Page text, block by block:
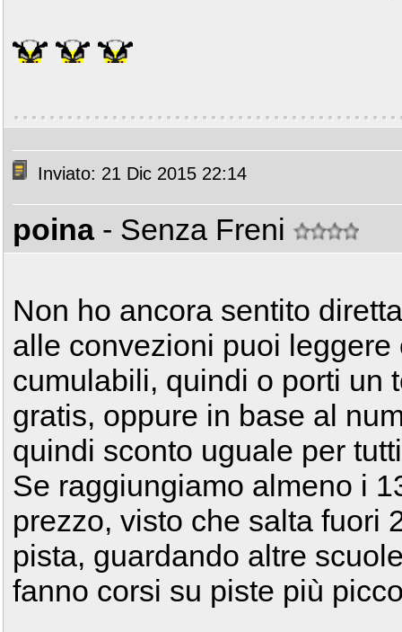
Inviato: 21 Dic 2015 22:14
poina - Senza Freni
Non ho ancora sentito
alle convezioni puoi
cumulabili, quindi o porti un
gratis, oppure in base al
quindi sconto uguale per
Se raggiungiamo almeno i
prezzo, visto che salta fuori
pista, guardando altre
fanno corsi su piste più